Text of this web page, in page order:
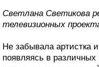
Светлана Светикова
телевизионных
Не забывала артистка
появляясь в